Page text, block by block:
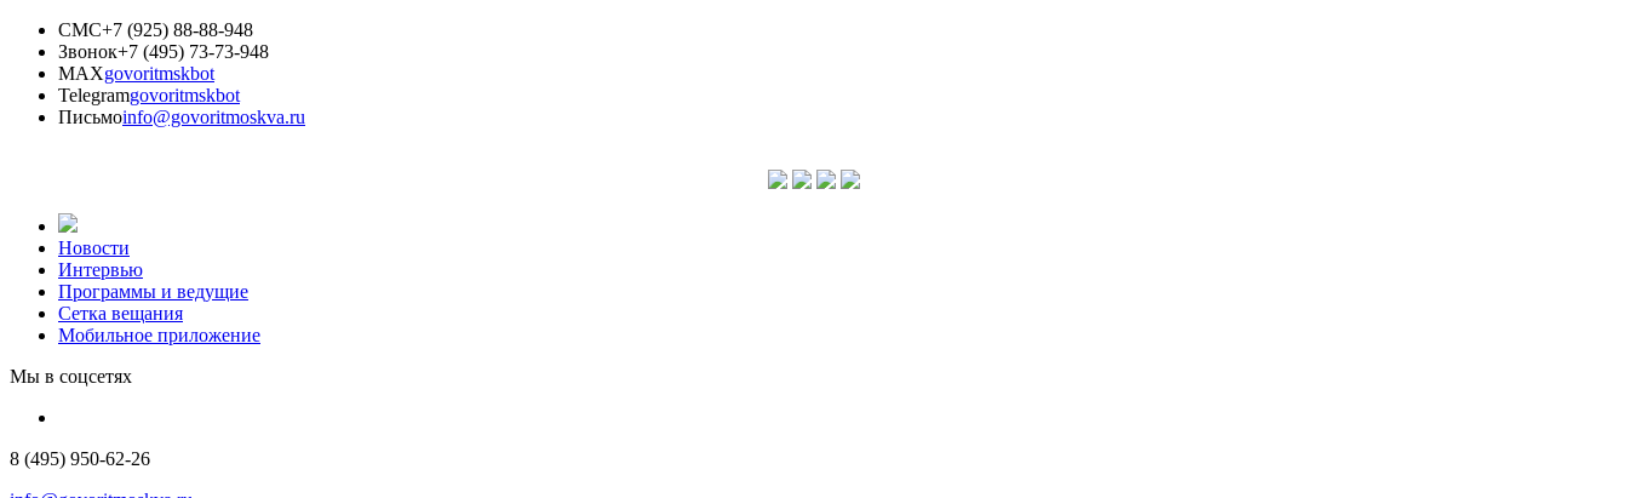
СМС+7 (925) 88-88-948
Звонок+7 (495) 73-73-948
MAXgovoritmskbot
Telegramgovoritmskbot
Письмоinfo@govoritmoskva.ru
Новости
Интервью
Программы и ведущие
Сетка вещания
Мобильное приложение
Мы в соцсетях
8 (495) 950-62-26